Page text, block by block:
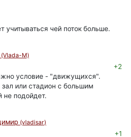
учитываться чей поток больше.
(Vlada-M)
+2
условие - "движущихся".
зал или стадион с большим
не подойдет.
(vladisar)
+1